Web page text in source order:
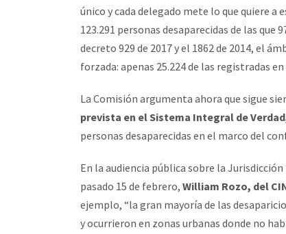
único y cada delegado mete lo que quiere a
123.291 personas desaparecidas de las
decreto 929 de 2017 y el 1862 de 2014, el
forzada: apenas 25.224 de las registradas en
La Comisión argumenta ahora que sigue
prevista en el Sistema Integral de
personas desaparecidas en el marco del
En la audiencia pública sobre la
pasado 15 de febrero, William Rozo, del
ejemplo, “la gran mayoría de las
y ocurrieron en zonas urbanas donde no